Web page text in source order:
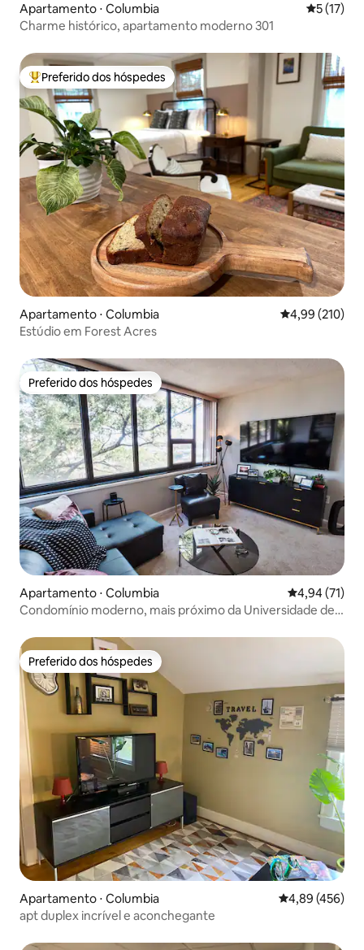
Apartamento ⋅ Columbia 5 de uma
5 (17)
Charme histórico, apartamento moderno 301
Entre os melhores preferidos dos hóspedes
Preferido dos hóspedes
Apartamento ⋅ Columbia 4,99 de uma
4,99 (210)
Estúdio em Forest Acres
Preferido dos hóspedes
Preferido dos hóspedes
Apartamento ⋅ Columbia 4,94 de uma
4,94 (71)
Condomínio moderno, mais próximo da Universidade de
Preferido dos hóspedes
Preferido dos hóspedes
Apartamento ⋅ Columbia 4,89 de uma
4,89 (456)
apt duplex incrível e aconchegante